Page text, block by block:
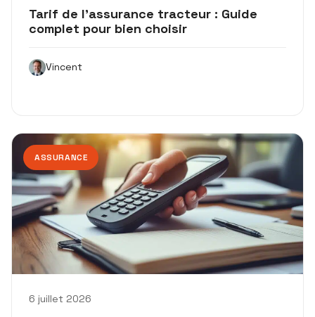
Tarif de l’assurance tracteur : Guide
complet pour bien choisir
Vincent
ASSURANCE
6 juillet 2026